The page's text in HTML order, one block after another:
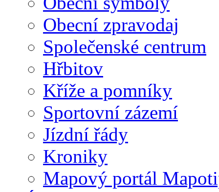
Obecní zpravodaj
Společenské centrum
Hřbitov
Kříže a pomníky
Sportovní zázemí
Jízdní řády
Kroniky
Mapový portál